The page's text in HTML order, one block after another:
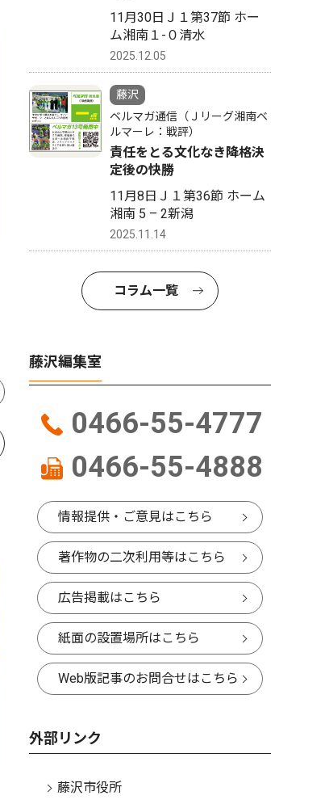
名店ビルなど３棟一体開発
準備組合がテナントに説明
11月30日Ｊ１第37節 ホー
ム湘南１-０清水
2025.12.05
藤沢
ベルマガ通信（Ｊリーグ湘南ベ
ルマーレ：戦評）
責任をとる文化なき降格決
定後の快勝
11月8日Ｊ１第36節 ホーム
湘南 5 – 2新潟
2025.11.14
コラム一覧
藤沢編集室
0466-55-4777
0466-55-4888
情報提供・ご意見はこちら
著作物の二次利用等はこちら
広告掲載はこちら
紙面の設置場所はこちら
Web版記事のお問合せはこちら
外部リンク
藤沢市役所